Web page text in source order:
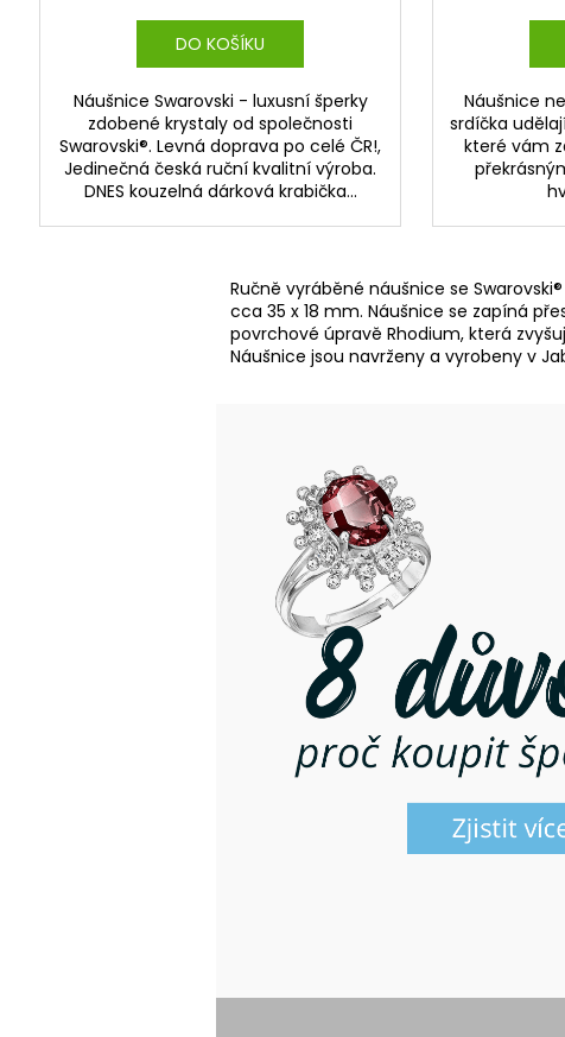
DO KOŠÍKU
Náušnice Swarovski - luxusní šperky
zdobené krystaly od společnosti
Swarovski®. Levná doprava po celé ČR!,
Jedinečná česká ruční kvalitní výroba.
DNES kouzelná dárková krabička...
Náušnice
srdíčka
které vám
Ručně vyráběné náušnice se
cca 35 x 18 mm. Náušnice se zapíná
povrchové úpravě Rhodium, která
Náušnice jsou navrženy a vyrobeny v